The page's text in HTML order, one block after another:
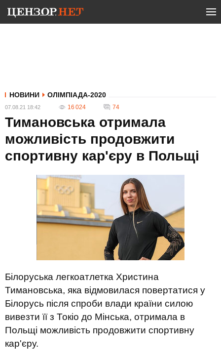
НОВИНИ ОЛІМПІАДА-2020
07.08.21 18:42 16 024 74
Тимановська отримала
можливість продовжити
спортивну кар'єру в Польщі
Білоруська легкоатлетка Христина
Тимановська, яка відмовилася повертатися у
Білорусь після спроби влади країни силою
вивезти її з Токіо до Мінська, отримала в
Польщі можливість продовжити спортивну
кар'єру.